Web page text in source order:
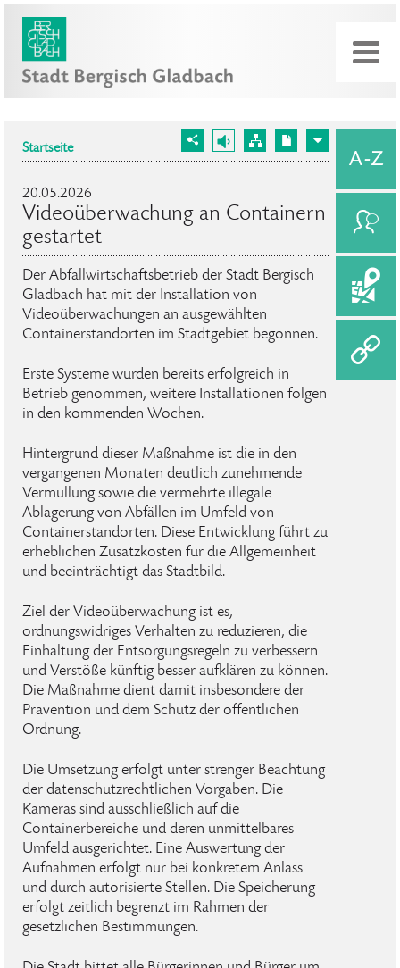
Startseite
20.05.2026
Videoüberwachung an Containern
gestartet
Der Abfallwirtschaftsbetrieb der Stadt Bergisch
Gladbach hat mit der Installation von
Videoüberwachungen an ausgewählten
Containerstandorten im Stadtgebiet begonnen.
Erste Systeme wurden bereits erfolgreich in
Betrieb genommen, weitere Installationen folgen
in den kommenden Wochen.
Hintergrund dieser Maßnahme ist die in den
vergangenen Monaten deutlich zunehmende
Vermüllung sowie die vermehrte illegale
Ablagerung von Abfällen im Umfeld von
Containerstandorten. Diese Entwicklung führt zu
erheblichen Zusatzkosten für die Allgemeinheit
und beeinträchtigt das Stadtbild.
Ziel der Videoüberwachung ist es,
ordnungswidriges Verhalten zu reduzieren, die
Einhaltung der Entsorgungsregeln zu verbessern
und Verstöße künftig besser aufklären zu können.
Die Maßnahme dient damit insbesondere der
Prävention und dem Schutz der öffentlichen
Ordnung.
Die Umsetzung erfolgt unter strenger Beachtung
der datenschutzrechtlichen Vorgaben. Die
Kameras sind ausschließlich auf die
Containerbereiche und deren unmittelbares
Umfeld ausgerichtet. Eine Auswertung der
Aufnahmen erfolgt nur bei konkretem Anlass
und durch autorisierte Stellen. Die Speicherung
erfolgt zeitlich begrenzt im Rahmen der
gesetzlichen Bestimmungen.